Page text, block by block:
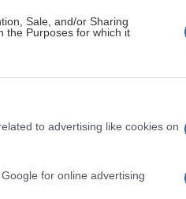
Sale, and/or Sharing
the Purposes for which it
to advertising like cookies on
for online advertising
med flera.
den. Jag vill till
har tid. Mina
tuffa tider.
vid kommande
vid ungefär